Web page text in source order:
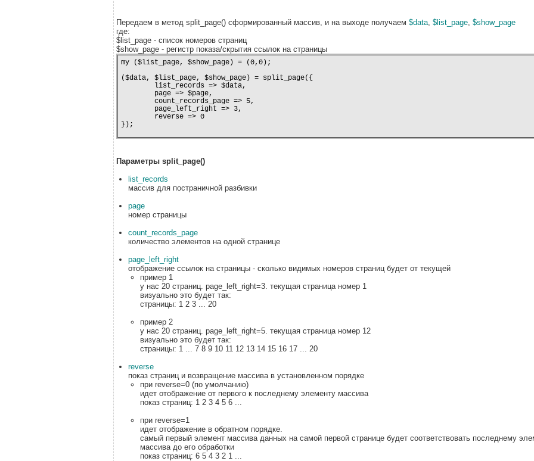
Передаем в метод split_page() сформированный массив, и на выходе получаем $data, $list_page, $show_page
где:
$list_page - список номеров страниц
$show_page - регистр показа/скрытия ссылок на страницы
my ($list_page, $show_page) = (0,0);
($data, $list_page, $show_page) = split_page({
Параметры split_page()
list_records
массив для постраничной разбивки
page
номер страницы
count_records_page
количество элементов на одной странице
page_left_right
отображение ссылок на страницы - сколько видимых номеров страниц будет от текущей
пример 1
у нас 20 страниц. page_left_right=3. текущая страница номер 1
визуально это будет так:
страницы: 1 2 3 ... 20
пример 2
у нас 20 страниц. page_left_right=5. текущая страница номер 12
визуально это будет так:
страницы: 1 ... 7 8 9 10 11 12 13 14 15 16 17 ... 20
reverse
показ страниц и возвращение массива в установленном порядке
при reverse=0 (по умолчанию)
идет отображение от первого к последнему элементу массива
показ страниц: 1 2 3 4 5 6 ...
при reverse=1
идет отображение в обратном порядке.
самый первый элемент массива данных на самой первой странице будет соответствовать последнему
массива до его обработки
показ страниц: 6 5 4 3 2 1 ...